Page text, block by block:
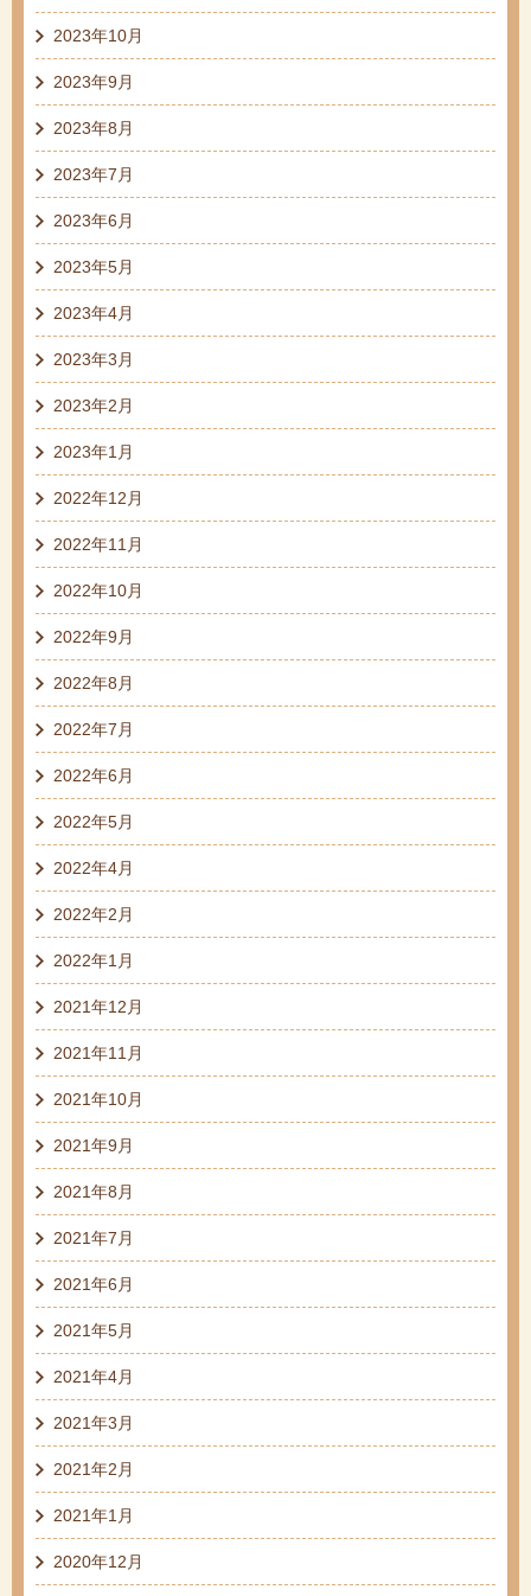
2023年10月
2023年9月
2023年8月
2023年7月
2023年6月
2023年5月
2023年4月
2023年3月
2023年2月
2023年1月
2022年12月
2022年11月
2022年10月
2022年9月
2022年8月
2022年7月
2022年6月
2022年5月
2022年4月
2022年2月
2022年1月
2021年12月
2021年11月
2021年10月
2021年9月
2021年8月
2021年7月
2021年6月
2021年5月
2021年4月
2021年3月
2021年2月
2021年1月
2020年12月